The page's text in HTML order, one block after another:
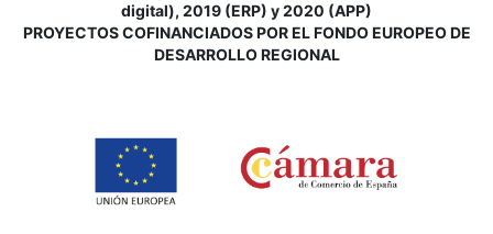
digital), 2019 (ERP) y 2020 (APP)
PROYECTOS COFINANCIADOS POR EL FONDO EUROPEO DE
DESARROLLO REGIONAL